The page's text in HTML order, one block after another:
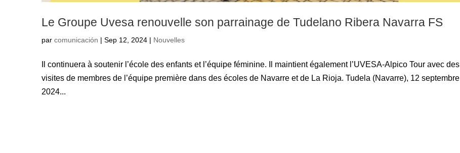
Le Groupe Uvesa renouvelle son parrainage de Tudelano Ribera Navarra FS
par comunicación | Sep 12, 2024 | Nouvelles
Il continuera à soutenir l’école des enfants et l’équipe féminine. Il maintient également l’UVESA-Alpico Tour avec des
visites de membres de l’équipe première dans des écoles de Navarre et de La Rioja. Tudela (Navarre), 12 septembre
2024...